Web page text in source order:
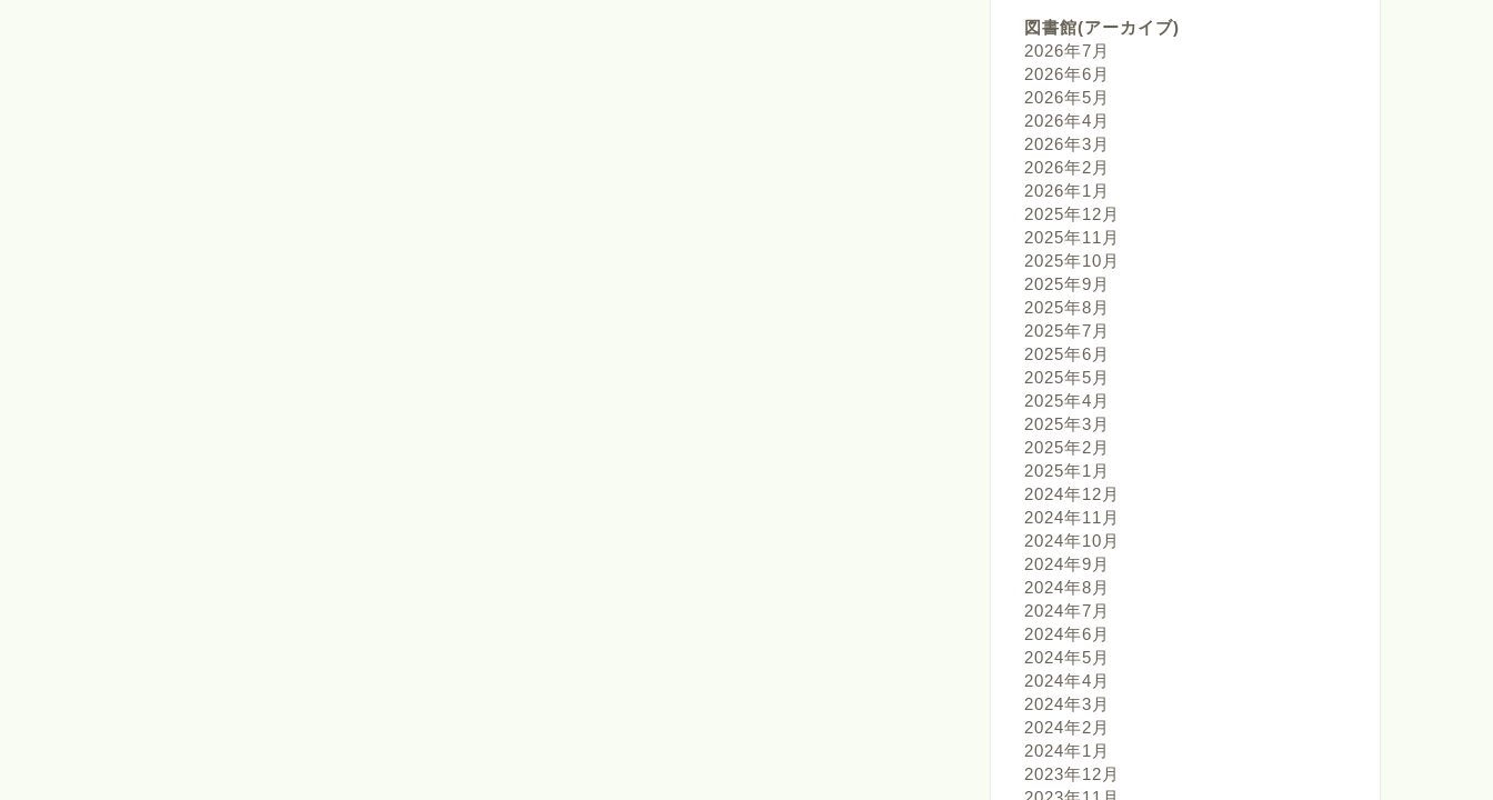
図書館(アーカイブ)
2026年7月
2026年6月
2026年5月
2026年4月
2026年3月
2026年2月
2026年1月
2025年12月
2025年11月
2025年10月
2025年9月
2025年8月
2025年7月
2025年6月
2025年5月
2025年4月
2025年3月
2025年2月
2025年1月
2024年12月
2024年11月
2024年10月
2024年9月
2024年8月
2024年7月
2024年6月
2024年5月
2024年4月
2024年3月
2024年2月
2024年1月
2023年12月